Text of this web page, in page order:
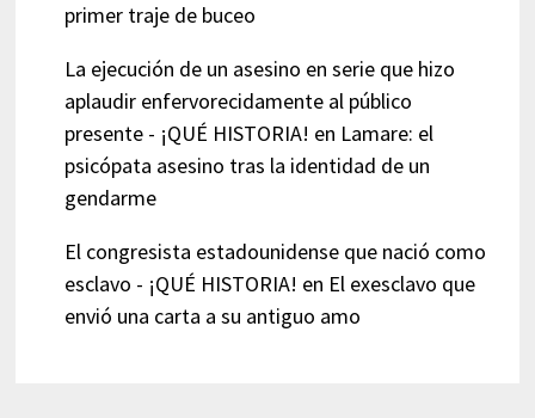
primer traje de buceo
La ejecución de un asesino en serie que hizo
aplaudir enfervorecidamente al público
presente - ¡QUÉ HISTORIA! en Lamare: el
psicópata asesino tras la identidad de un
gendarme
El congresista estadounidense que nació como
esclavo - ¡QUÉ HISTORIA! en El exesclavo que
envió una carta a su antiguo amo